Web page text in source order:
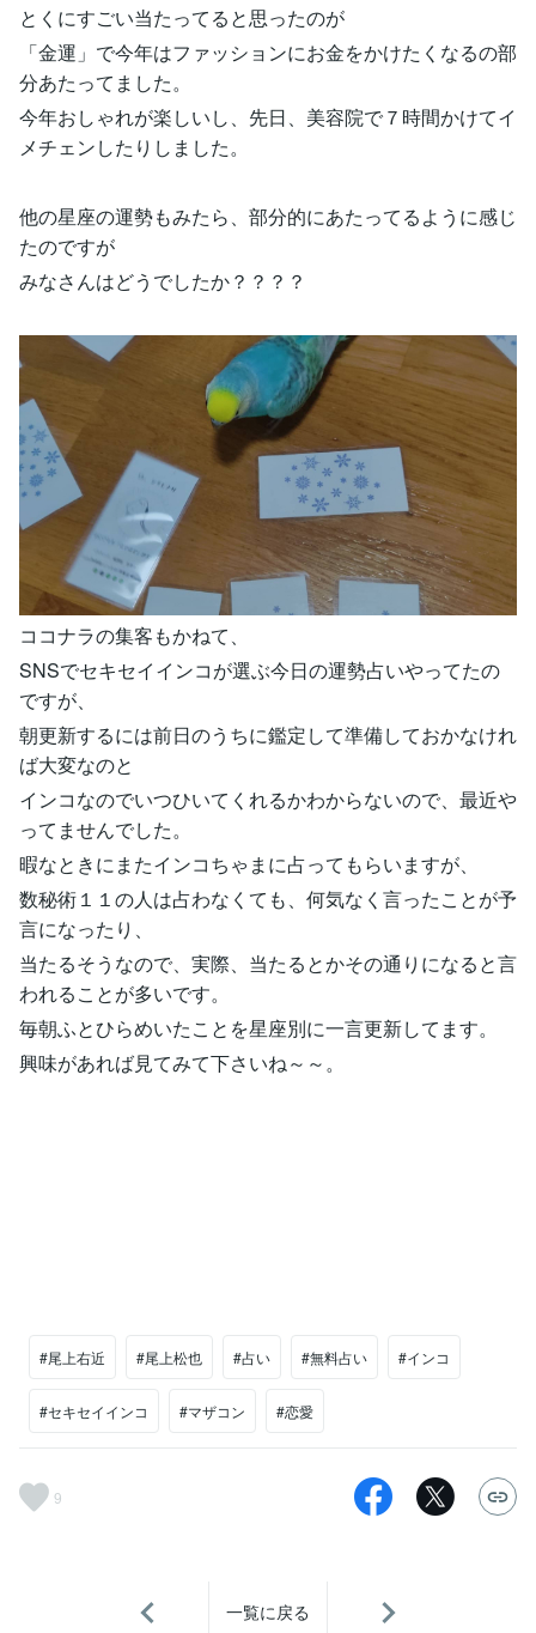
とくにすごい当たってると思ったのが
「金運」で今年はファッションにお金をかけたくなるの部
分あたってました。
今年おしゃれが楽しいし、先日、美容院で７時間かけてイ
メチェンしたりしました。
他の星座の運勢もみたら、部分的にあたってるように感じ
たのですが
みなさんはどうでしたか？？？？
ココナラの集客もかねて、
SNSでセキセイインコが選ぶ今日の運勢占いやってたの
ですが、
朝更新するには前日のうちに鑑定して準備しておかなけれ
ば大変なのと
インコなのでいつひいてくれるかわからないので、最近や
ってませんでした。
暇なときにまたインコちゃまに占ってもらいますが、
数秘術１１の人は占わなくても、何気なく言ったことが予
言になったり、
当たるそうなので、実際、当たるとかその通りになると言
われることが多いです。
毎朝ふとひらめいたことを星座別に一言更新してます。
興味があれば見てみて下さいね～～。
#尾上右近 #尾上松也 #占い #無料占い #インコ
#セキセイインコ #マザコン #恋愛
9
一覧に戻る